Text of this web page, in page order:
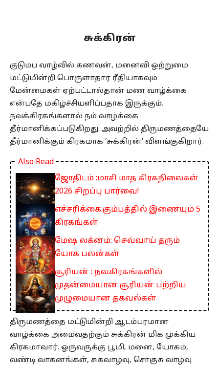
சுக்கிரன்
குடும்ப வாழ்வில் கணவன், மனைவி ஒற்றுமை
மட்டுமின்றி பொருளாதார ரீதியாகவும்
மேன்மைகள் ஏற்பட்டால்தான் மண வாழ்க்கை
என்பதே மகிழ்ச்சியளிப்பதாக இருக்கும்.
நவக்கிரகங்களால் நம் வாழ்க்கை
தீர்மானிக்கப்படுகிறது. அவற்றில் திருமணத்தையே
தீர்மானிக்கும் கிரகமாக ‘சுக்கிரன்’ விளங்குகிறார்.
Also Read
ஜோதிடம் :மாசி மாத கிரகநிலைகள்
2026 சிறப்பு பார்வை!
எச்சரிக்கை:கும்பத்தில் இணையும் 5
கிரகங்கள்
மேஷ லக்னம்: செவ்வாய் தரும்
யோக பலன்கள்
சூரியன் : நவகிரகங்களில்
முதன்மையான சூரியன் பற்றிய
முழுமையான தகவல்கள்
திருமணத்தை மட்டுமின்றி ஆடம்பரமான
வாழ்க்கை அமைவதற்கும் சுக்கிரன் மிக முக்கிய
கிரகமாவார். ஒருவருக்கு பூமி, மனை, யோகம்,
வண்டி வாகனங்கள், சுகவாழ்வு, சொகுசு வாழ்வு